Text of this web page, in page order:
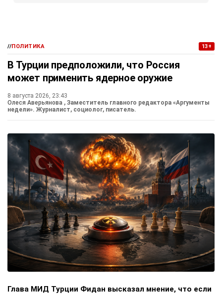
//ПОЛИТИКА 13+
В Турции предположили, что Россия
может применить ядерное оружие
8 августа 2026, 23:43
Олеся Аверьянова , Заместитель главного редактора «Аргументы
недели». Журналист, социолог, писатель.
Глава МИД Турции Фидан высказал мнение, что если